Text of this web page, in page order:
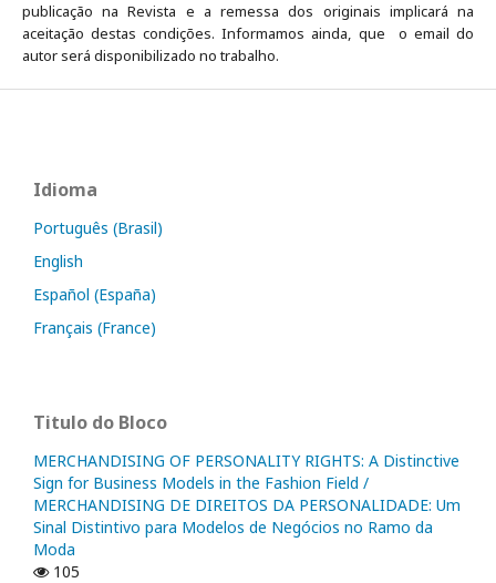
publicação na Revista e a remessa dos originais implicará na
aceitação destas condições. Informamos ainda, que o email do
autor será disponibilizado no trabalho.
Idioma
Português (Brasil)
English
Español (España)
Français (France)
Titulo do Bloco
MERCHANDISING OF PERSONALITY RIGHTS: A Distinctive
Sign for Business Models in the Fashion Field /
MERCHANDISING DE DIREITOS DA PERSONALIDADE: Um
Sinal Distintivo para Modelos de Negócios no Ramo da
Moda
105